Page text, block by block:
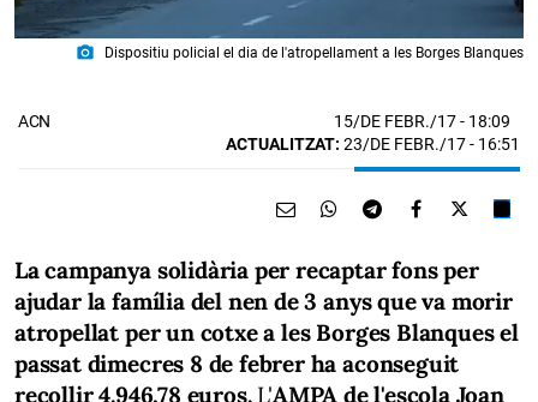
photo_camera Dispositiu policial el dia de l'atropellament a les Borges Blanques
ACN 15/DE FEBR./17- 18:09
ACTUALITZAT: 23/DE FEBR./17 - 16:51
La campanya solidària per recaptar fons per
ajudar la família del nen de 3 anys que va morir
atropellat per un cotxe a les Borges Blanques el
passat dimecres 8 de febrer ha aconseguit
recollir 4.946,78 euros.L'AMPA de l'escola Joan